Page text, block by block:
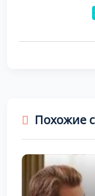
Похожие